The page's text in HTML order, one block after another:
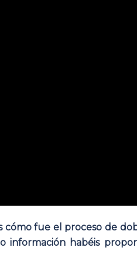
cómo fue el proceso de
información habéis